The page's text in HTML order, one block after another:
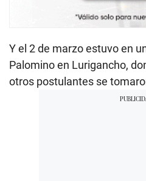
Y el 2 de marzo estuvo en
Palomino en Lurigancho,
otros postulantes se